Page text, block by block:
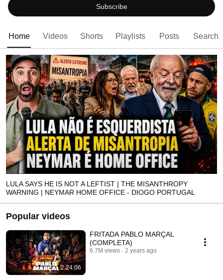
Subscribe
Home Videos Shorts Playlists Posts Search
LULA SAYS HE IS NOT A LEFTIST | THE MISANTHROPY
WARNING | NEYMAR HOME OFFICE - DIOGO PORTUGAL
Popular videos
2:24:06
FRITADA PABLO MARÇAL
(COMPLETA)
6.7M views 2 years ago